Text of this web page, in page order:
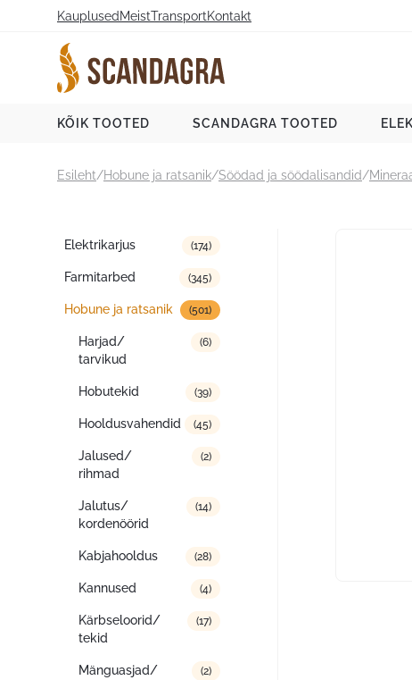
Kauplused MeistTransportKontakt
KÕIK TOOTED SCANDAGRA TOOTED
Esileht/Hobune ja ratsanik/Söödad ja söödalisandid/
Tootekategooriad
Elektrikarjus (174)
Farmitarbed (345)
Hobune ja ratsanik (501)
Harjad/
tarvikud
(6)
Hobutekid (39)
Hooldusvahendid (45)
Jalused/
rihmad
(2)
Jalutus/
kordenöörid
(14)
Kabjahooldus (28)
Kannused (4)
Kärbseloorid/
tekid
(17)
Mänguasjad/
(2)